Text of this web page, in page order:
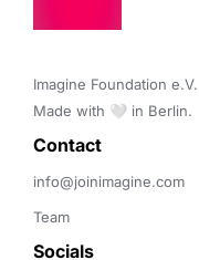
Imagine Foundation e.V.
Made with 🤍 in Berlin.
Contact
info@joinimagine.com
Team
Socials